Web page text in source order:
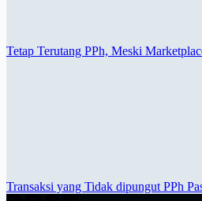
Tetap Terutang PPh, Meski
Transaksi yang Tidak dipungut PPh